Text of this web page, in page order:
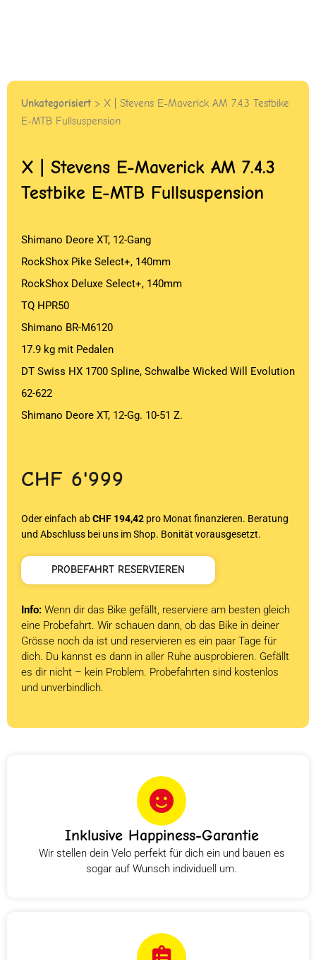
Unkategorisiert > X | Stevens E-Maverick AM 7.4.3 Testbike
E-MTB Fullsuspension
X | Stevens E-Maverick AM 7.4.3
Testbike E-MTB Fullsuspension
Shimano Deore XT, 12-Gang
RockShox Pike Select+, 140mm
RockShox Deluxe Select+, 140mm
TQ HPR50
Shimano BR-M6120
17.9 kg mit Pedalen
DT Swiss HX 1700 Spline, Schwalbe Wicked Will Evolution
62-622
Shimano Deore XT, 12-Gg. 10-51 Z.
CHF 6'999
Oder einfach abCHF 194,42 pro Monat finanzieren. Beratung
und Abschluss bei uns im Shop. Bonität vorausgesetzt.
PROBEFAHRT RESERVIEREN
Info: Wenn dir das Bike gefällt, reserviere am besten gleich
eine Probefahrt. Wir schauen dann, ob das Bike in deiner
Grösse noch da ist und reservieren es ein paar Tage für
dich. Du kannst es dann in aller Ruhe ausprobieren. Gefällt
es dir nicht – kein Problem. Probefahrten sind kostenlos
und unverbindlich.
Inklusive Happiness-Garantie
Wir stellen dein Velo perfekt für dich ein und bauen es
sogar auf Wunsch individuell um.